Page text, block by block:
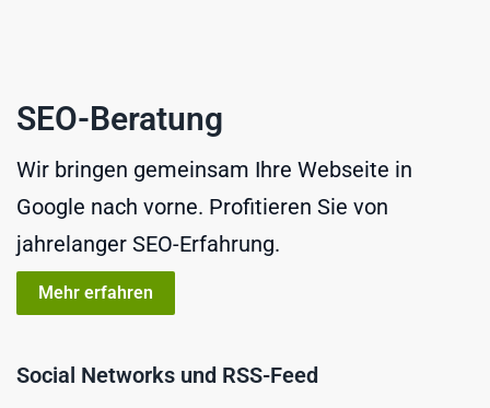
SEO-Beratung
Wir bringen gemeinsam Ihre Webseite in
Google nach vorne. Profitieren Sie von
jahrelanger SEO-Erfahrung.
Mehr erfahren
Social Networks und RSS-Feed